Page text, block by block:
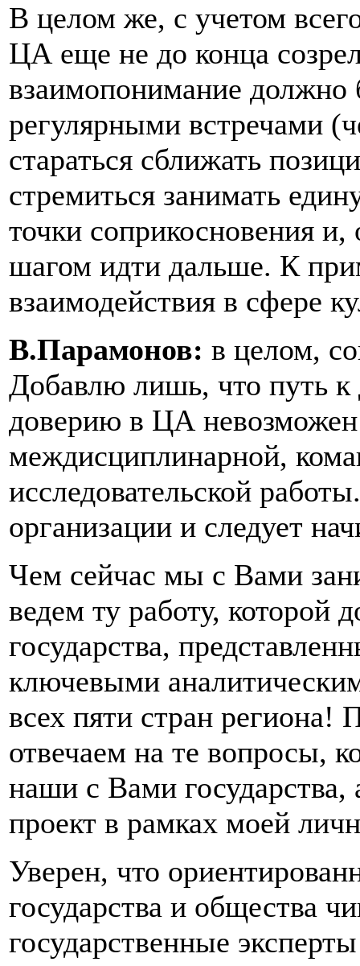
В целом же, с учетом
ЦА еще не до конца
взаимопонимание должно
регулярными встречами
стараться сближать
стремиться занимать
точки соприкосновения и,
шагом идти дальше. К
взаимодействия в сфере
В.Парамонов: в целом,
Добавлю лишь, что путь
доверию в ЦА невозможен
междисциплинарной,
исследовательской
организации и следует
Чем сейчас мы с Вами
ведем ту работу,
государства,
ключевыми
всех пяти стран
отвечаем на те вопросы,
наши с Вами государства,
проект в рамках моей
Уверен, что
государства и общества
государственные